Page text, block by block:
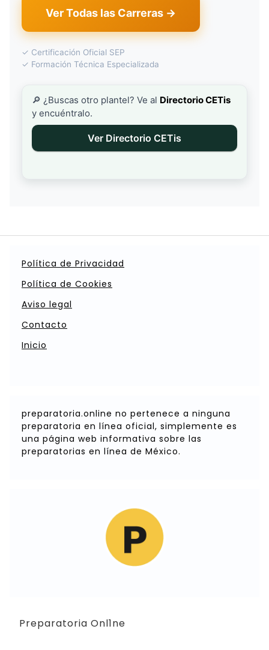
Ver Todas las Carreras →
✓ Certificación Oficial SEP
✓ Formación Técnica Especializada
🔎 ¿Buscas otro plantel? Ve al Directorio CETis
y encuéntralo.
Ver Directorio CETis
Política de Privacidad
Política de Cookies
Aviso legal
Contacto
Inicio
preparatoria.online no pertenece a ninguna
preparatoria en línea oficial, simplemente es
una página web informativa sobre las
preparatorias en línea de México.
Preparatoria Onl1ne